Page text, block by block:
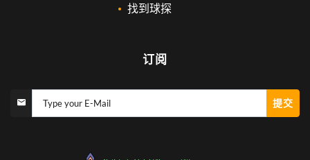
找到球探
订阅
Type your E-Mail 提交